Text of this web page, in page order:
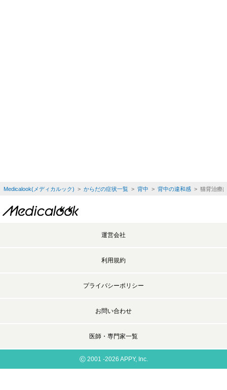
Medicalook(メディカルック) > からだの症状一覧> 背中 > 背中の違和感> 猫背治療は
運営会社
利用規約
プライバシーポリシー
お問い合わせ
医師・専門家一覧
©2001 -2026 APPY, Inc.